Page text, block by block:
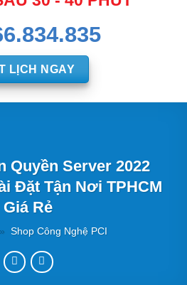
LỊCH NGAY
Quyền Server 2022
Đặt Tận Nơi TPHCM
Giá Rẻ
» Shop Công Nghệ PCI